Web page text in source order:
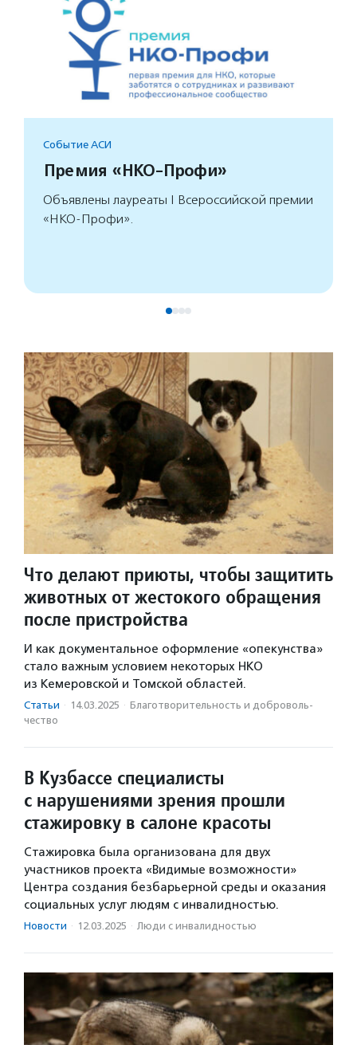
Событие АСИ
Премия «НКО-Профи»
Объявлены лауреаты I Всероссийской премии
«НКО-Профи».
Что делают приюты, чтобы защитить
животных от жестокого обращения
после пристройства
И как документальное оформление «опекунства»
стало важным условием некоторых НКО
из Кемеровской и Томской областей.
Статьи · 14.03.2025 · Благотвори­тель­ность и доброволь­
чест­во
В Кузбассе специалисты
с нарушениями зрения прошли
стажировку в салоне красоты
Стажировка была организована для двух
участников проекта «Видимые возможности»
Центра создания безбарьерной среды и оказания
социальных услуг людям с инвалидностью.
Новости · 12.03.2025 · Люди с инвалидностью